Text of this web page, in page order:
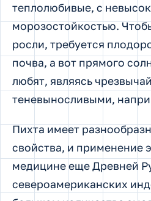
теплолюбивые, с
морозостойкостью.
росли, требуется
почва, а вот прямого
любят, являясь
теневыносливыми,
Пихта имеет
свойства, и применение
медицине еще Древней
североамериканских